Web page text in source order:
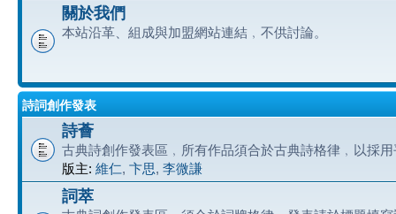
關於我們
本站沿革、組成與加盟網站連結﹐不供討論。
詩詞創作發表
詩薈
古典詩創作發表區﹐所有作品須合於古典詩格律﹐以採
版主: 維仁, 卞思, 李微謙
詞萃